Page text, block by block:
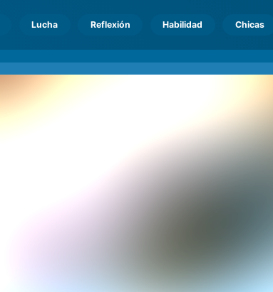
Lucha Reflexión Habilidad Chicas